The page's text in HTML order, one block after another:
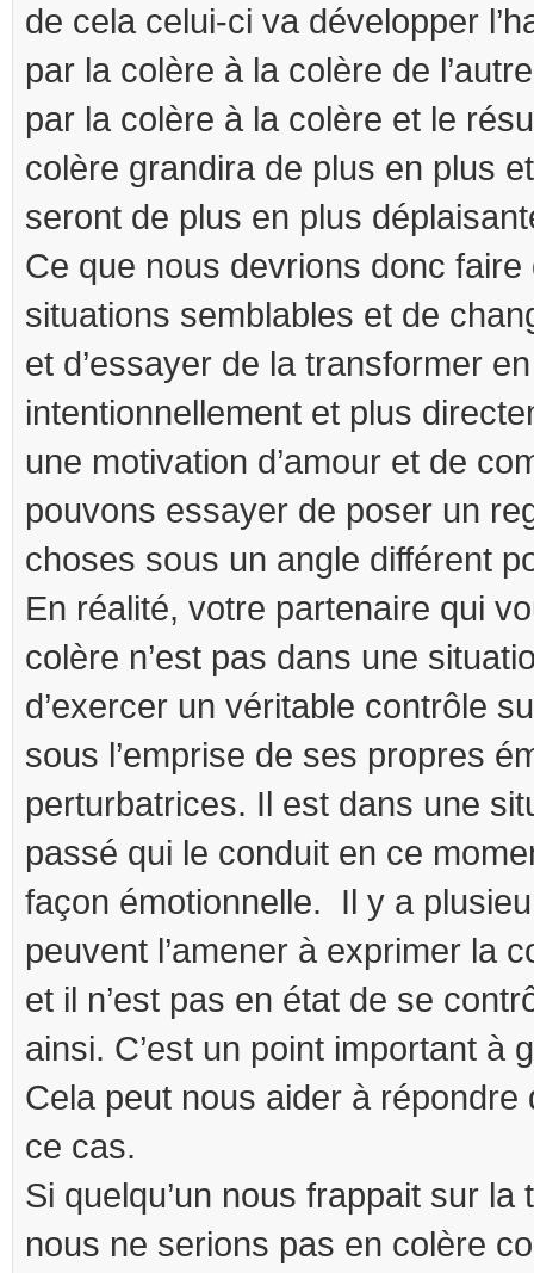
de cela celui-ci va développer
par la colère à la colère de
par la colère à la colère et le
colère grandira de plus en plus
seront de plus en plus
Ce que nous devrions donc faire
situations semblables et de
et d’essayer de la transformer
intentionnellement et plus
une motivation d’amour et de
pouvons essayer de poser un
choses sous un angle différent
En réalité, votre partenaire qui
colère n’est pas dans une
d’exercer un véritable contrôle
sous l’emprise de ses propres
perturbatrices. Il est dans une
passé qui le conduit en ce
façon émotionnelle. Il y a
peuvent l’amener à exprimer la
et il n’est pas en état de se
ainsi. C’est un point important à
Cela peut nous aider à répondre
ce cas.
Si quelqu’un nous frappait sur
nous ne serions pas en colère